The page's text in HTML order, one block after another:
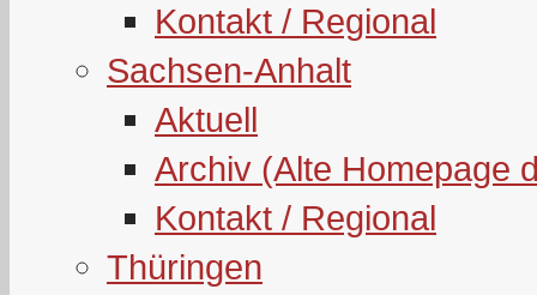
Kontakt / Regional
Sachsen-Anhalt
Aktuell
Archiv (Alte Homepage
Kontakt / Regional
Thüringen